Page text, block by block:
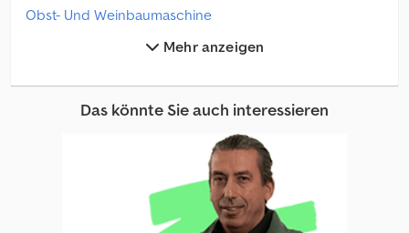
Obst- Und Weinbaumaschine
Sonstige Baumaschinen Ersatzteile & Zubehör
Sonstige Bodenbearbeitungsmaschine
Sonstige Fördertechnik Für Landwirtschaft
Sonstige Gemüsebaumaschine
Mehr anzeigen
Das könnte Sie auch interessieren